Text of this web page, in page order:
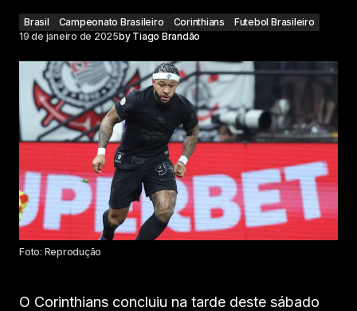
Brasil Campeonato Brasileiro Corinthians
Futebol Brasileiro
19 de janeiro de 2025by Tiago Brandão
Foto: Reprodução
O Corinthians concluiu na tarde deste sábado